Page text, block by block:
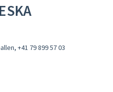
, +41 79 899 57 03